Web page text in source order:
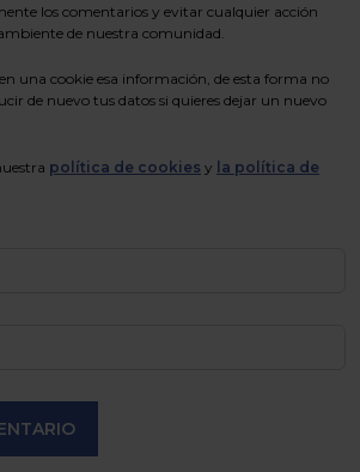
los comentarios y evitar cualquier acción
de nuestra comunidad.
una cookie esa información, de esta forma no
de nuevo tus datos si quieres dejar un nuevo
política de cookies y la política de